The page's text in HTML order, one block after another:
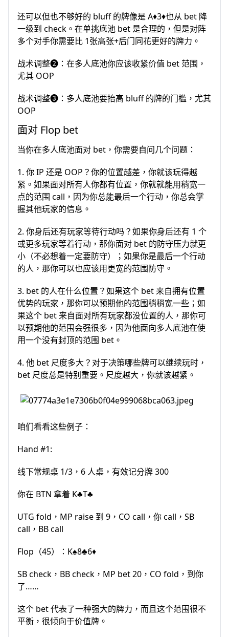
还可以但也不够好的 bluff 的牌像是 A♦️3♦️也从 bet 降
一级到 check。在单挑底池 bet 是合理的，但是对阵
多个对手你需要比 1张高张+后门同花更好的牌力。
战术调整❷：在多人底池你应该收紧价值 bet 范围，
尤其 OOP
战术调整❸：多人底池要抬高 bluff 的牌的门槛，尤其
OOP
面对 Flop bet
当你在多人底池面对 bet，你需要自问几个问题：
1. 你 IP 还是 OOP？你的位置越差，你就该玩得越
紧。如果面对所有人你都有位置，你就就能用稍宽一
点的范围 call，因为你总能最后一个行动，你总会掌
握其他玩家的信息。
2. 你身后还有玩家等待行动吗？如果你身后还有 1 个
或更多玩家等着行动，那你面对 bet 的防守压力就更
小（不必想着一定要防守）；如果你是最后一个行动
的人，那你可以也应该用更宽的范围防守。
3. bet 的人在什么位置？如果这个 bet 来自拥有位置
优势的玩家，那你可以预期他的范围稍稍宽一些；如
果这个 bet 来自面对所有玩家都没位置的人，那你可
以预期他的范围会强很多，因为他面向多人底池在使
用一个没有封顶的范围 bet。
4. 他 bet 尺度多大？对于决策哪些牌可以继续玩时，
bet 尺度总是特别重要。尺度越大，你就该越紧。
咱们看看这些例子：
Hand #1:
线下常规桌 1/3，6 人桌，有效记分牌 300
你在 BTN 拿着 K♣️T♣️
UTG fold，MP raise 到 9，CO call，你 call，SB
call，BB call
Flop（45）：K♠8♣6♦️
SB check，BB check，MP bet 20，CO fold，到你
了……
这个 bet 代表了一种强大的牌力，而且这个范围很不
平衡，很倾向于价值牌。